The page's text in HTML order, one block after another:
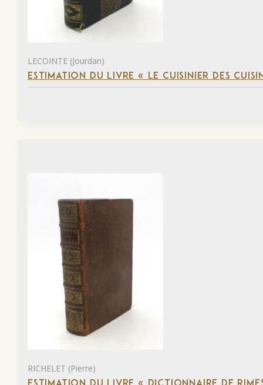
LECOINTE (Jourdan)
ESTIMATION DU LIVRE « LE CUISINIER DES
RICHELET (Pierre)